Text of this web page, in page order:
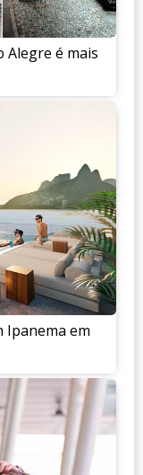
Alegre é mais
Ipanema em